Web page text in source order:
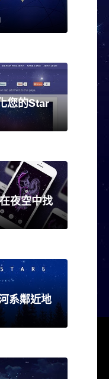
您的Star
夜空中找
系鄰近地